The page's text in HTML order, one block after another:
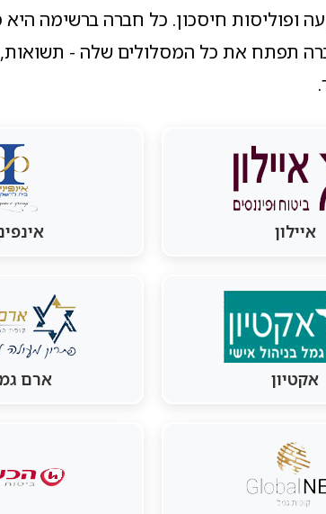
ופוליסות חיסכון. כל חברה ברשימה
תפתח את כל המסלולים שלה - תשואות,
איילון
אקטיון ארם